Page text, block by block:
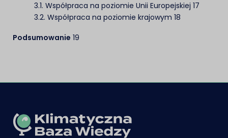
3.1. Współpraca na poziomie Unii Europejskiej 17
3.2. Współpraca na poziomie krajowym 18
Podsumowanie 19